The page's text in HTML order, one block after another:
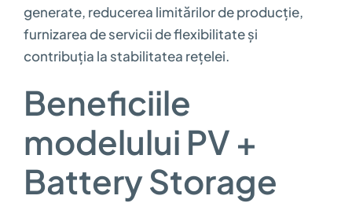
generate, reducerea limitărilor de producție,
furnizarea de servicii de flexibilitate și
contribuția la stabilitatea rețelei.
Beneficiile
modelului PV +
Battery Storage